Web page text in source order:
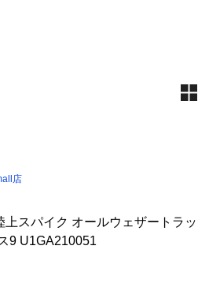
店
上スパイク オールウェザートラッ
9 U1GA210051